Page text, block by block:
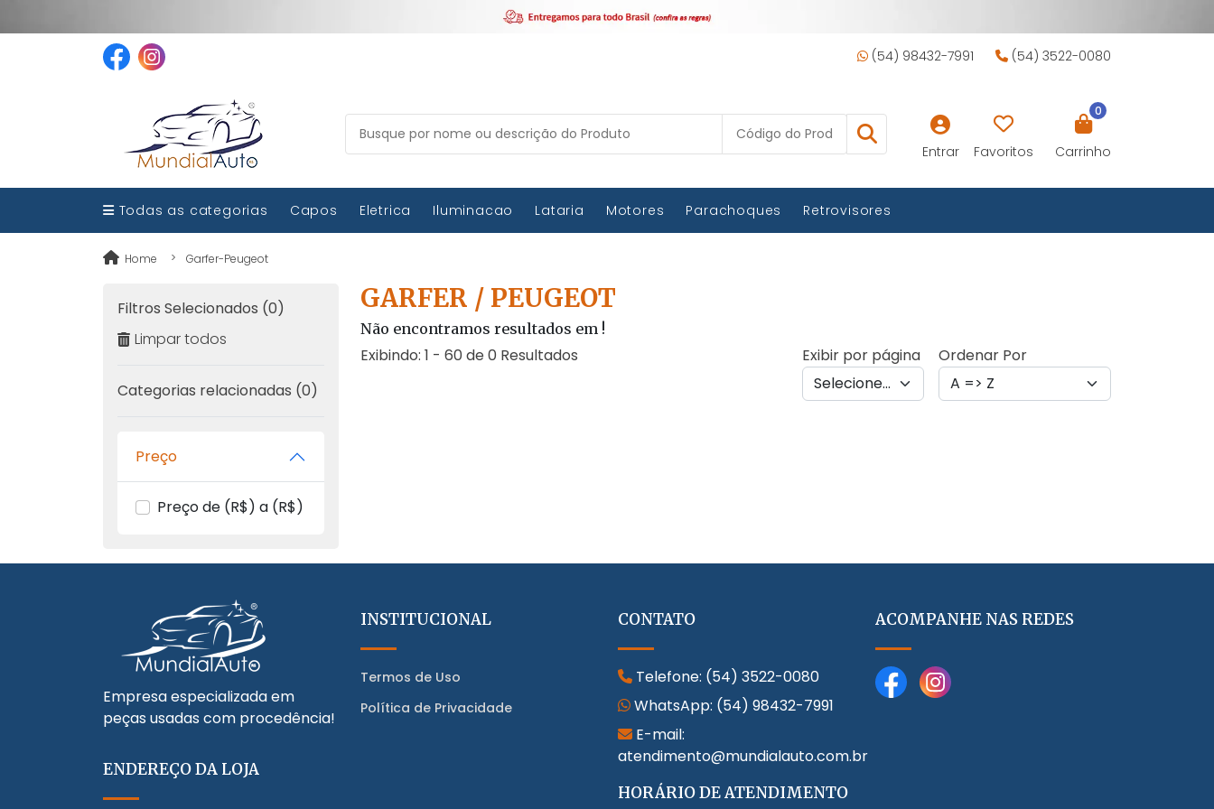
(54) 98432-7991 (54) 3522-0080
Entrar Favoritos
0
Carrinho
Todas as categorias Capos Eletrica Iluminacao Lataria Motores Parachoques Retrovisores
Home Garfer-Peugeot
Filtros Selecionados (0)
Limpar todos
Categorias relacionadas (0)
Preço
Preço de (R$) a (R$)
GARFER / PEUGEOT
Não encontramos resultados em !
Exibindo: 1 - 60 de 0 Resultados Exibir por página Ordenar Por
Empresa especializada em
peças usadas com procedência!
ENDEREÇO DA LOJA
INSTITUCIONAL
Termos de Uso
Política de Privacidade
CONTATO
Telefone: (54) 3522-0080
WhatsApp: (54) 98432-7991
E-mail:
atendimento@mundialauto.com.br
HORÁRIO DE ATENDIMENTO
ACOMPANHE NAS REDES